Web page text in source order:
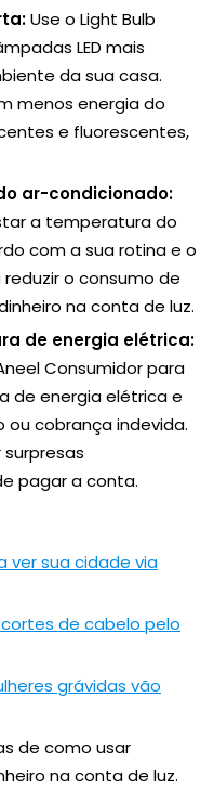
Use o Light Bulb
LED mais
da sua casa.
menos energia do
e fluorescentes,
ar-condicionado:
a temperatura do
com a sua rotina e o
o consumo de
na conta de luz.
de energia elétrica:
Consumidor para
de energia elétrica e
ou cobrança indevida.
pagar a conta.
ver sua cidade via
de cabelo pelo
grávidas vão
de como usar
na conta de luz.